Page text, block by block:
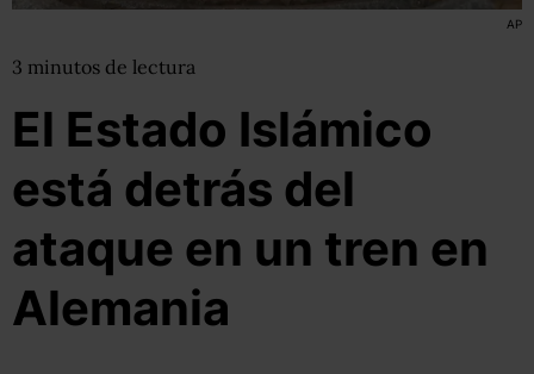
AP
3 minutos de lectura
El Estado Islámico
está detrás del
ataque en un tren en
Alemania